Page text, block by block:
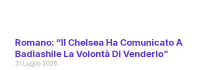
Romano: “Il Chelsea Ha Comunicato A
Badiashile La Volontà Di Venderlo”
31 Luglio 2026